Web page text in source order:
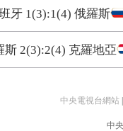
牙 1(3):1(4) 俄羅斯
斯2(3):2(4) 克羅地亞
中央電視台網站
中